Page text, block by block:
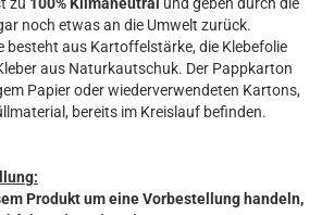
zu 100% Klimaneutral und geben durch die
noch etwas an die Umwelt zurück.
besteht aus Kartoffelstärke, die Klebefolie
aus Naturkautschuk. Der Pappkarton
Papier oder wiederverwendeten Kartons,
bereits im Kreislauf befinden.
Produkt um eine Vorbestellung handeln,